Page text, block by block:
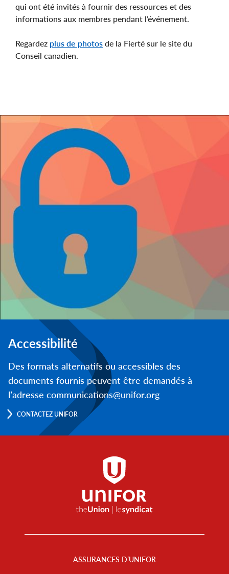
qui ont été invités à fournir des ressources et des
informations aux membres pendant l’événement.
Regardez plus de photos de la Fierté sur le site du
Conseil canadien.
Accessibilité
Des formats alternatifs ou accessibles des
documents fournis peuvent être demandés à
l’adresse communications@unifor.org
CONTACTEZ UNIFOR
ASSURANCES D’UNIFOR